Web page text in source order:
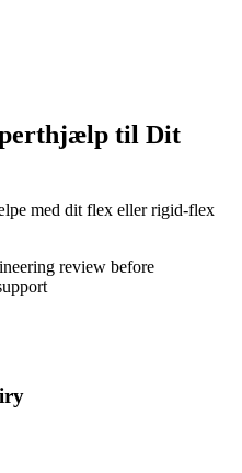
til Dit
med dit flex eller rigid-flex
review before